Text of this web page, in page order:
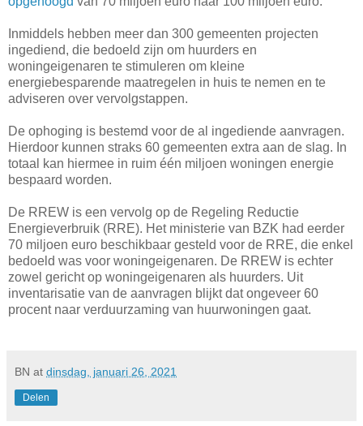
Inmiddels hebben meer dan 300 gemeenten projecten
ingediend, die bedoeld zijn om huurders en
woningeigenaren te stimuleren om kleine
energiebesparende maatregelen in huis te nemen en te
adviseren over vervolgstappen.
De ophoging is bestemd voor de al ingediende aanvragen.
Hierdoor kunnen straks 60 gemeenten extra aan de slag. In
totaal kan hiermee in ruim één miljoen woningen energie
bespaard worden.
De RREW is een vervolg op de Regeling Reductie
Energieverbruik (RRE). Het ministerie van BZK had eerder
70 miljoen euro beschikbaar gesteld voor de RRE, die enkel
bedoeld was voor woningeigenaren. De RREW is echter
zowel gericht op woningeigenaren als huurders. Uit
inventarisatie van de aanvragen blijkt dat ongeveer 60
procent naar verduurzaming van huurwoningen gaat.
BN at dinsdag, januari 26, 2021
Delen